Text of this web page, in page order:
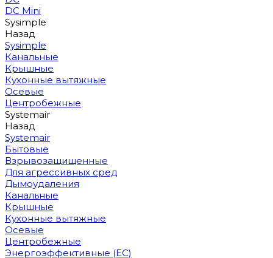
DC Mini
Sysimple
Назад
Sysimple
Канальные
Крышные
Кухонные вытяжные
Осевые
Центробежные
Systemair
Назад
Systemair
Бытовые
Взрывозащищенные
Для агрессивных сред
Дымоудаления
Канальные
Крышные
Кухонные вытяжные
Осевые
Центробежные
Энергоэффективные (EC)